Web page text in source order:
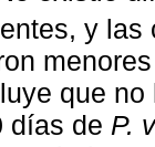
y las
que
días de P.